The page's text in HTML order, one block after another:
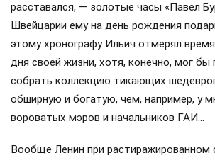
расставался, — золотые часы «Павел
Швейцарии ему на день рождения
этому хронографу Ильич отмерял
дня своей жизни, хотя, конечно, мог бы
собрать коллекцию тикающих
обширную и богатую, чем, например, у
вороватых мэров и начальников ГАИ…
Вообще Ленин при растиражированном